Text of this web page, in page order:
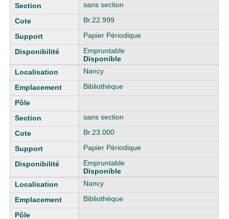
sans section
Br.22.999
Papier Périodique
Empruntable
Disponible
Nancy
Bibliothèque
sans section
Br.23.000
Papier Périodique
Empruntable
Disponible
Nancy
Bibliothèque